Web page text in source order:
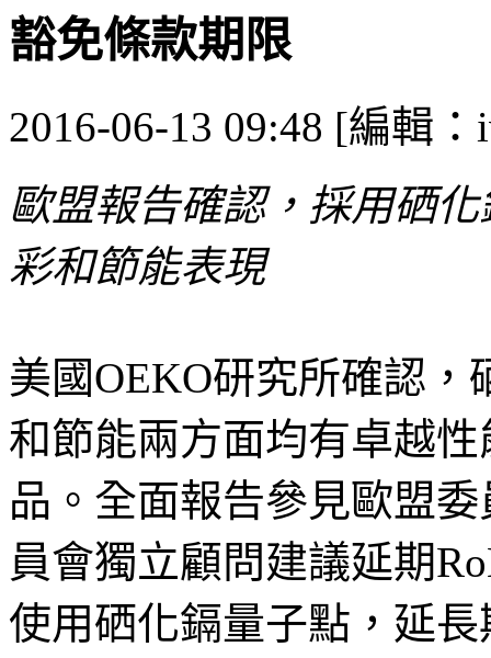
豁免條款期限
2016-06-13 09:48 [編輯：
歐盟報告確認，採用硒
彩和節能表現
美國OEKO研究所確認
和節能兩方面均有卓越
品。全面報告參見歐盟
員會獨立顧問建議延期
使用硒化鎘量子點，延